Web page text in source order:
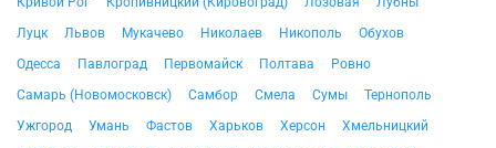
Луцк
Львов Мукачево Николаев Никополь
Обухов
Одесса
Павлоград Первомайск Полтава
Ровно
Самарь (Новомосковск)
Самбор Смела Сумы
Тернополь
Ужгород
Умань Фастов Харьков Херсон
Хмельницкий